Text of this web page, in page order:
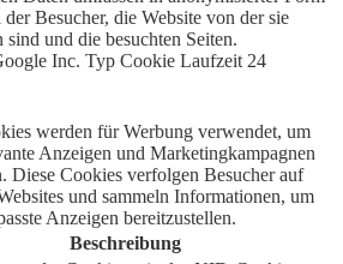
Besucher, die Website von der sie
sind und die besuchten Seiten.
Inc. Typ Cookie Laufzeit 24
werden für Werbung verwendet, um
Anzeigen und Marketingkampagnen
Diese Cookies verfolgen Besucher auf
und sammeln Informationen, um
Anzeigen bereitzustellen.
Beschreibung